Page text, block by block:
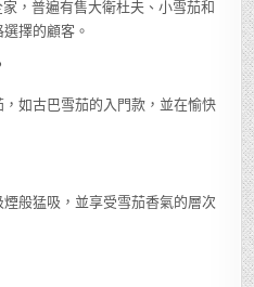
，普遍有售大衛杜夫、小雪茄和
擇的顧客。
如古巴雪茄的入門款，並在愉快
般猛吸，並享受雪茄香氣的層次